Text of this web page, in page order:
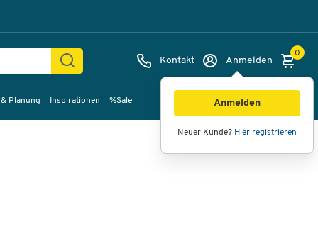
Kontakt Anmelden
Anmelden
Neuer Kunde? Hier registrieren
0
Planung Inspirationen %Sale
Bilder Videos 360°-Ansicht